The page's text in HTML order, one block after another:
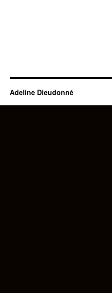
Adeline Dieudonné